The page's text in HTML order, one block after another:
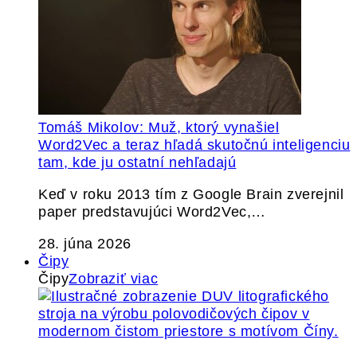
Tomáš Mikolov: Muž, ktorý vynašiel
Word2Vec a teraz hľadá skutočnú inteligenciu
tam, kde ju ostatní nehľadajú
Keď v roku 2013 tím z Google Brain zverejnil
paper predstavujúci Word2Vec,…
28. júna 2026
Čipy
ČipyZobraziť viac